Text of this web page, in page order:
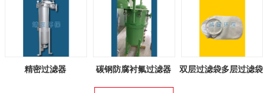
精密过滤器 碳钢防腐衬氟过滤器 双层过滤袋多层过滤袋